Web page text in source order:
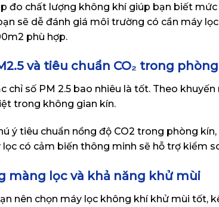
đo chất lượng không khí giúp bạn biết
sẽ dễ đánh giá môi trường có cần máy
phù hợp.
và tiêu chuẩn CO₂ trong
chỉ số PM 2.5 bao nhiêu là tốt. Theo
trong không gian kín.
ý tiêu chuẩn nồng độ CO2 trong phòng
có cảm biến thông minh sẽ hỗ trợ kiểm
màng lọc và khả năng khử mùi
nên chọn máy lọc không khí khử mùi tốt,